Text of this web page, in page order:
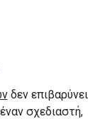
δεν επιβαρύνει
σχεδιαστή,